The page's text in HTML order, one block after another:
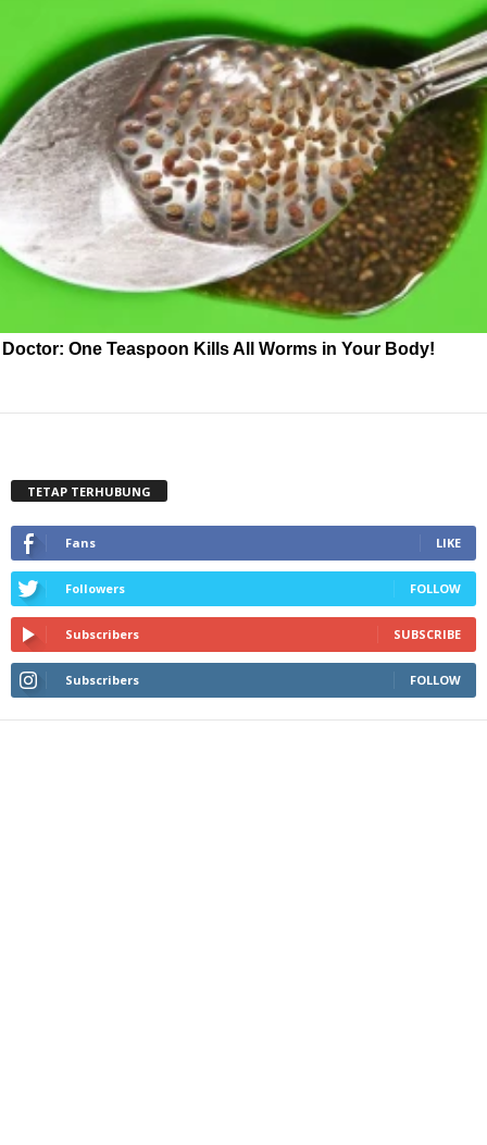
Doctor: One Teaspoon Kills All Worms in Your Body!
TETAP TERHUBUNG
Fans LIKE
Followers FOLLOW
Subscribers SUBSCRIBE
Subscribers FOLLOW